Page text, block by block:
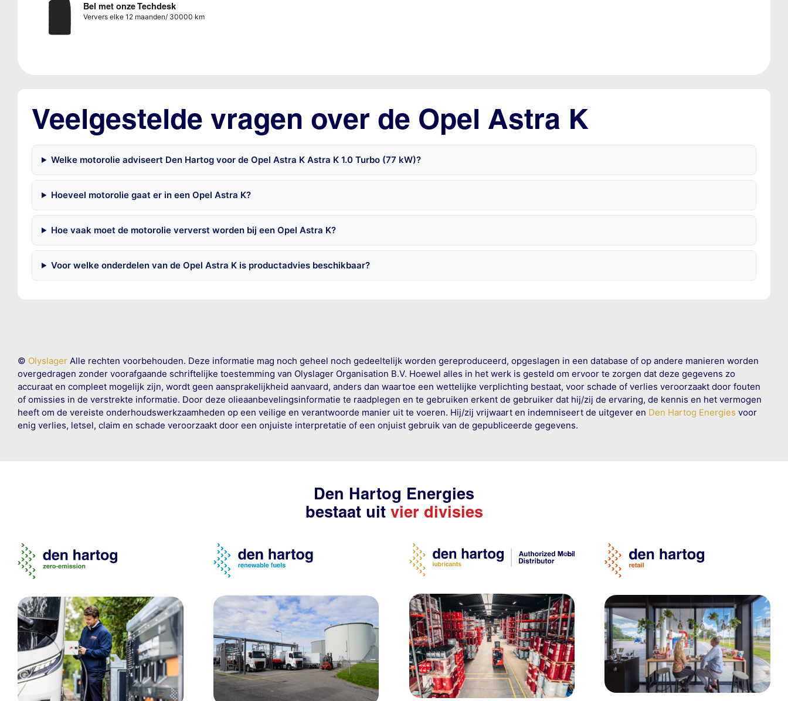
Bel met onze Techdesk
Ververs elke 12 maanden/ 30000 km
Veelgestelde vragen over de Opel Astra K
Welke motorolie adviseert Den Hartog voor de Opel Astra K Astra K 1.0 Turbo (77 kW)?
Hoeveel motorolie gaat er in een Opel Astra K?
Hoe vaak moet de motorolie ververst worden bij een Opel Astra K?
Voor welke onderdelen van de Opel Astra K is productadvies beschikbaar?
© OlyslagerAlle rechten voorbehouden. Deze informatie mag noch geheel noch gedeeltelijk worden gereproduceerd, opgeslagen in een database of op andere manieren worden
overgedragen zonder voorafgaande schriftelijke toestemming van Olyslager Organisation B.V. Hoewel alles in het werk is gesteld om ervoor te zorgen dat deze gegevens zo
accuraat en compleet mogelijk zijn, wordt geen aansprakelijkheid aanvaard, anders dan waartoe een wettelijke verplichting bestaat, voor schade of verlies veroorzaakt door fouten
of omissies in de verstrekte informatie. Door deze olieaanbevelingsinformatie te raadplegen en te gebruiken erkent de gebruiker dat hij/zij de ervaring, de kennis en het vermogen
heeft om de vereiste onderhoudswerkzaamheden op een veilige en verantwoorde manier uit te voeren. Hij/zij vrijwaart en indemniseert de uitgever en Den Hartog Energies voor
enig verlies, letsel, claim en schade veroorzaakt door een onjuiste interpretatie of een onjuist gebruik van de gepubliceerde gegevens.
Den Hartog Energies
bestaat uit vier divisies